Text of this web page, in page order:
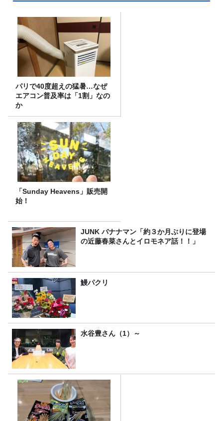
パリで40度超えの猛暑…なぜ
エアコン普及率は「1割」なの
か
「Sunday Heavens」販売開
始！
JUNK バナナマン「約３か月ぶりに登場
の近藤春菜さんとイロモネア話！！」
鰻パクリ
水谷豊さん（1）～